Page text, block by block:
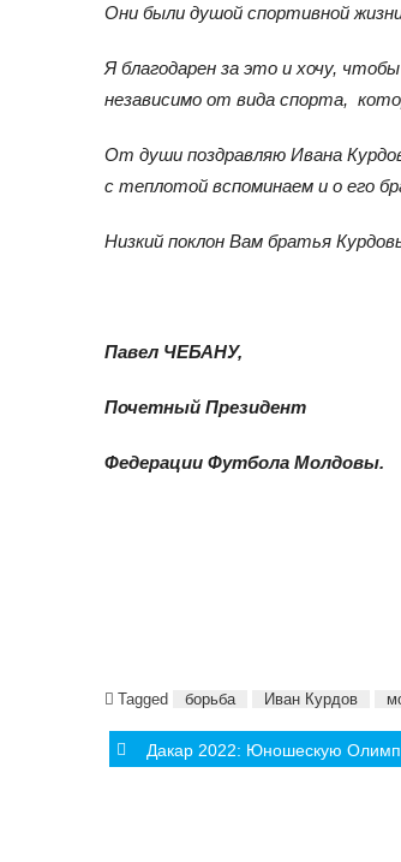
Они были душой спортивной
Я благодарен за это и хочу,
независимо от вида спорта,
От души поздравляю Ивана
с теплотой вспоминаем и о его
Низкий поклон Вам братья
Павел ЧЕБАНУ,
Почетный Президент
Федерации Футбола Молдовы.
Tagged борьба Иван Курдов
PostДакар 2022: Юношескую Олимпиаду